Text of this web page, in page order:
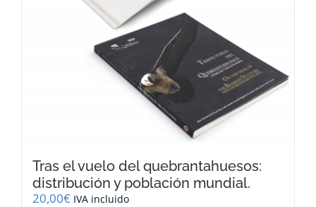
Tras el vuelo del quebrantahuesos:
distribución y población mundial.
20,00€ IVA incluido